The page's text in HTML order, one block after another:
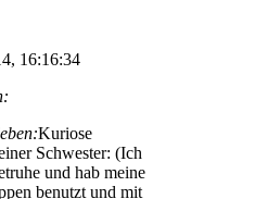
16:16:34
Kuriose
Schwester: (Ich
und hab meine
benutzt und mit